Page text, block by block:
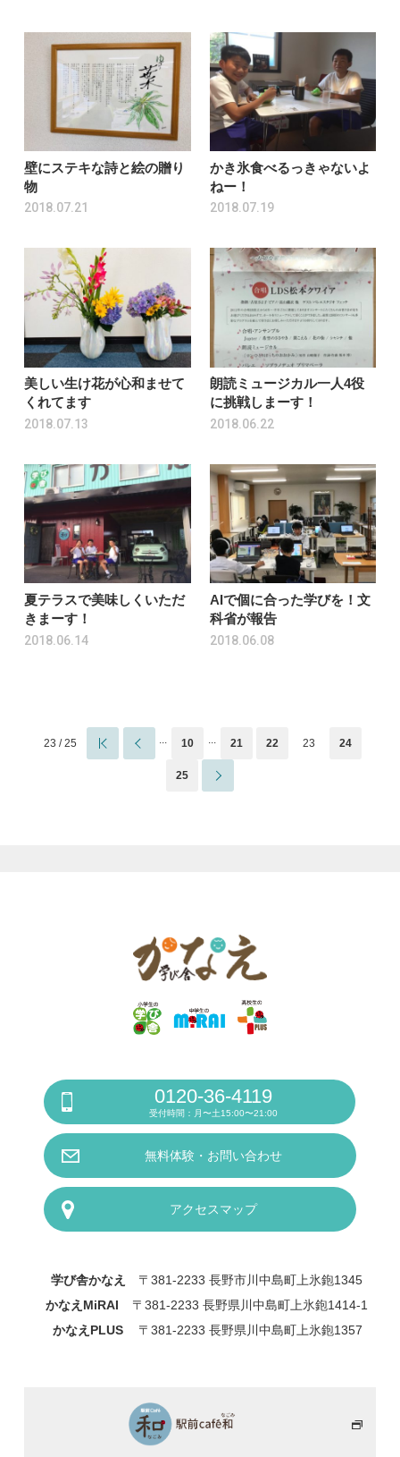
壁にステキな詩と絵の贈り
物
2018.07.21
かき氷食べるっきゃないよ
ねー！
2018.07.19
美しい生け花が心和ませて
くれてます
2018.07.13
朗読ミュージカル一人4役
に挑戦しまーす！
2018.06.22
夏テラスで美味しくいただ
きまーす！
2018.06.14
AIで個に合った学びを！文
科省が報告
2018.06.08
23 / 25 ... 10 ... 21 22 23 24
25
0120-36-4119
受付時間：月〜土15:00〜21:00
無料体験・お問い合わせ
アクセスマップ
学び舎かなえ
〒381-2233 長野市川中島町上氷鉋1345
かなえMiRAI
〒381-2233 長野県川中島町上氷鉋1414-1
かなえPLUS
〒381-2233 長野県川中島町上氷鉋1357